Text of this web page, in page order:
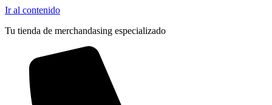
Ir al contenido
Tu tienda de merchandasing especializado